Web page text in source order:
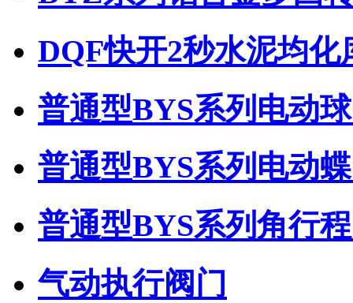
DQF快开2秒水泥均化
普通型BYS系列电动
普通型BYS系列电动
普通型BYS系列角行
气动执行阀门